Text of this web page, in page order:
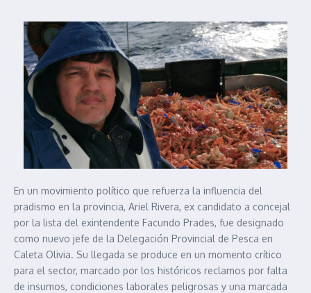
En un movimiento político que refuerza la influencia del
pradismo en la provincia, Ariel Rivera, ex candidato a concejal
por la lista del exintendente Facundo Prades, fue designado
como nuevo jefe de la Delegación Provincial de Pesca en
Caleta Olivia. Su llegada se produce en un momento crítico
para el sector, marcado por los históricos reclamos por falta
de insumos, condiciones laborales peligrosas y una marcada